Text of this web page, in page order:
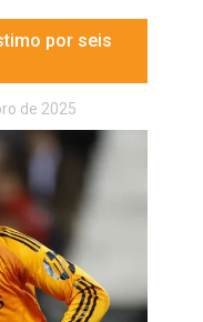
por seis
de 2025